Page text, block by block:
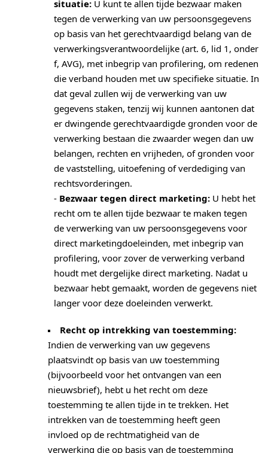
situatie: U kunt te allen tijde bezwaar maken
tegen de verwerking van uw persoonsgegevens
op basis van het gerechtvaardigd belang van de
verwerkingsverantwoordelijke (art. 6, lid 1, onder
f, AVG), met inbegrip van profilering, om redenen
die verband houden met uw specifieke situatie. In
dat geval zullen wij de verwerking van uw
gegevens staken, tenzij wij kunnen aantonen dat
er dwingende gerechtvaardigde gronden voor de
verwerking bestaan die zwaarder wegen dan uw
belangen, rechten en vrijheden, of gronden voor
de vaststelling, uitoefening of verdediging van
rechtsvorderingen.
- Bezwaar tegen direct marketing: U hebt het
recht om te allen tijde bezwaar te maken tegen
de verwerking van uw persoonsgegevens voor
direct marketingdoeleinden, met inbegrip van
profilering, voor zover de verwerking verband
houdt met dergelijke direct marketing. Nadat u
bezwaar hebt gemaakt, worden de gegevens niet
langer voor deze doeleinden verwerkt.
Recht op intrekking van toestemming:
Indien de verwerking van uw gegevens
plaatsvindt op basis van uw toestemming
(bijvoorbeeld voor het ontvangen van een
nieuwsbrief), hebt u het recht om deze
toestemming te allen tijde in te trekken. Het
intrekken van de toestemming heeft geen
invloed op de rechtmatigheid van de
verwerking die op basis van de toestemming